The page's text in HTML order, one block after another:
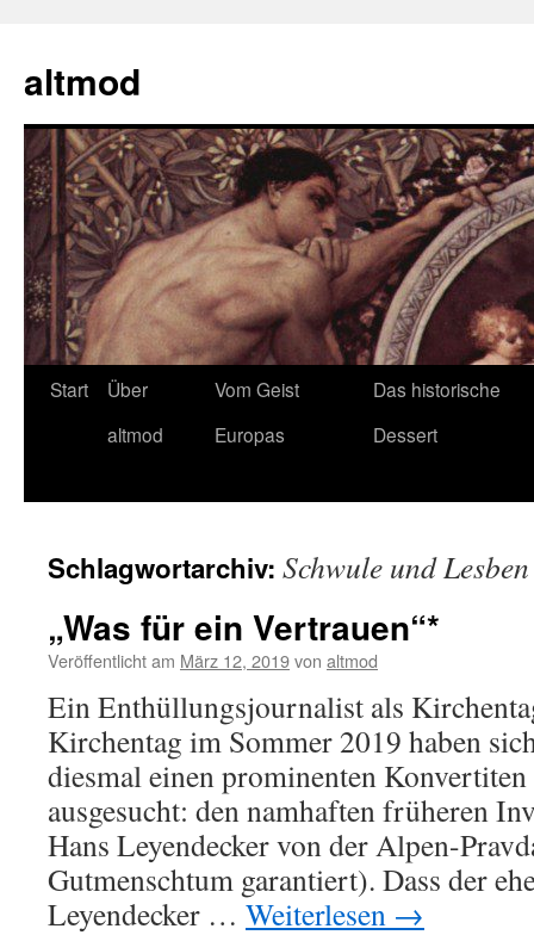
springen
altmod
Start
Über
altmod
Vom Geist
Europas
Das historische
Dessert
Schlagwortarchiv: Schwule und Lesben
„Was für ein Vertrauen“*
Veröffentlicht am März 12, 2019von altmod
Ein Enthüllungsjournalist als
Kirchentag im Sommer 2019 haben
diesmal einen prominenten Konvertiten
ausgesucht: den namhaften früheren
Hans Leyendecker von der Alpen-
Gutmenschtum garantiert). Dass der
Leyendecker … Weiterlesen →